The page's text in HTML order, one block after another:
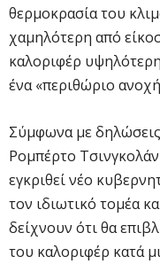
θερμοκρασία του
χαμηλότερη από
καλοριφέρ
ένα «περιθώριο
Σύμφωνα με
Ρομπέρτο
εγκριθεί νέο
τον ιδιωτικό τομέα
δείχνουν ότι θα
του καλοριφέρ κατά